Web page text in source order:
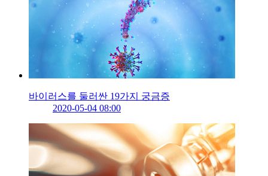
바이러스를 둘러싼 19가지 궁금증
2020-05-04 08:00